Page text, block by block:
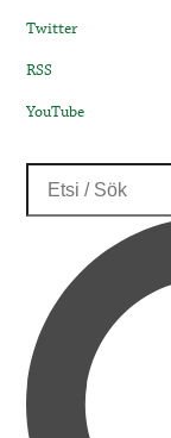
Twitter
RSS
YouTube